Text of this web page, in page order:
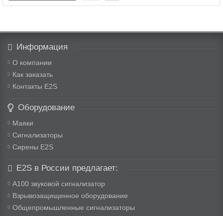
Информация
О компании
Как заказать
Контакты E2S
Оборудование
Маяки
Сигнализаторы
Сирены E2S
E2S в России предлагает:
A100 звуковой сигнализатор
Взрывозащищенное оборудование
Общепромышленные сигнализаторы